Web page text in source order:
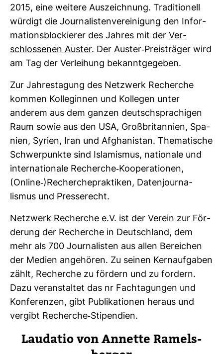
2015, eine wei­tere Aus­zeich­nung. Tra­di­tio­nell
wür­digt die Jour­na­lis­ten­ver­ei­ni­gung den Infor­
ma­ti­ons­blo­ckierer des Jahres mit der Ver­
schlos­senen Auster. Der Auster-​Preis­träger wird
am Tag der Ver­lei­hung bekannt­ge­geben.
Zur Jah­res­ta­gung des Netz­werk Recherche
kommen Kol­le­ginnen und Kol­legen unter
anderem aus dem ganzen deutsch­spra­chigen
Raum sowie aus den USA, Groß­bri­tan­nien, Spa­
nien, Syrien, Iran und Afgha­ni­stan. The­ma­ti­sche
Schwer­punkte sind Isla­mismus, natio­nale und
inter­na­tio­nale Recherche-​Koope­ra­tionen,
(Online-​)Recher­che­prak­tiken, Daten­jour­na­
lismus und Pres­se­recht.
Netz­werk Recherche e.V. ist der Verein zur För­
de­rung der Recherche in Deutsch­land, dem
mehr als 700 Jour­na­listen aus allen Berei­chen
der Medien ange­hören. Zu seinen Kern­auf­gaben
zählt, Recherche zu för­dern und zu for­dern.
Dazu ver­an­staltet das nr Fach­ta­gungen und
Kon­fe­renzen, gibt Publi­ka­tionen heraus und
ver­gibt Recherche-​Sti­pen­dien.
Lau­datio von Annette Ramels­